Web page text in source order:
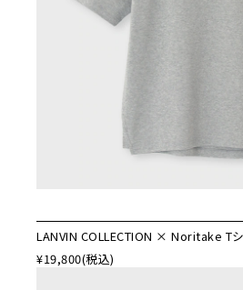
LANVIN COLLECTION × Noritake T
¥19,800(税込)